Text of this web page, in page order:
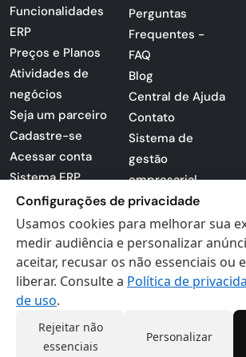
Funcionalidades
ERP
Preços e Planos
Atividades de
negócios
Seja um parceiro
Cadastre-se
Acessar conta
Sistema ERP
Apresentação
PDF
Loja -
Certificados
Digitais
Perguntas
Frequentes -
FAQ
Blog
Central de Ajuda
Contato
Sistema de
gestão
empresarial
Sistema para
lojas
Preferências de
cookies
Politica de
Configurações de privacidade
Usamos cookies para melhorar sua
medir audiência e personalizar
aceitar, recusar os não essenciais ou
liberar. Consulte a Política de
de uso.
Rejeitar não
essenciais
Personalizar